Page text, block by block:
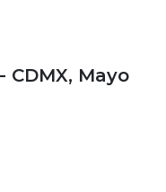
CDMX, Mayo